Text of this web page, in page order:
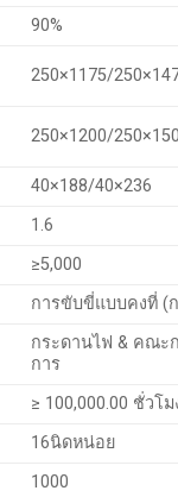
90%
250×1175/
250×1200/
40×188/40×236
1.6
≥5,000
การขับขี่แบบคงที่ (
กระดานไฟ & คณะ
การ
≥ 100,000.00 ชั่วโม
16นิดหน่อย
1000